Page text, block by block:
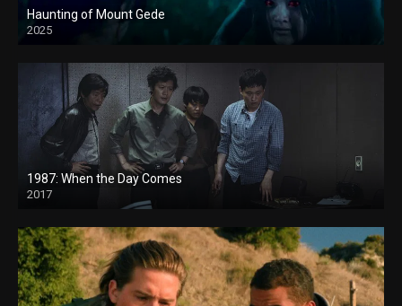
Haunting of Mount Gede
2025
1987: When the Day Comes
2017